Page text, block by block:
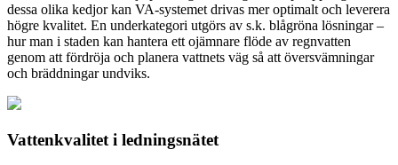
dessa olika kedjor kan VA-systemet drivas mer optimalt och leverera
högre kvalitet. En underkategori utgörs av s.k. blågröna lösningar –
hur man i staden kan hantera ett ojämnare flöde av regnvatten
genom att fördröja och planera vattnets väg så att översvämningar
och bräddningar undviks.
Vattenkvalitet i ledningsnätet